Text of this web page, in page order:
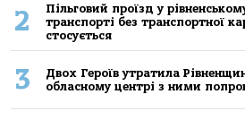
2
Пільговий проїзд у
транспорті без транспортної
стосується
3
Двох Героїв утратила
обласному центрі з ними